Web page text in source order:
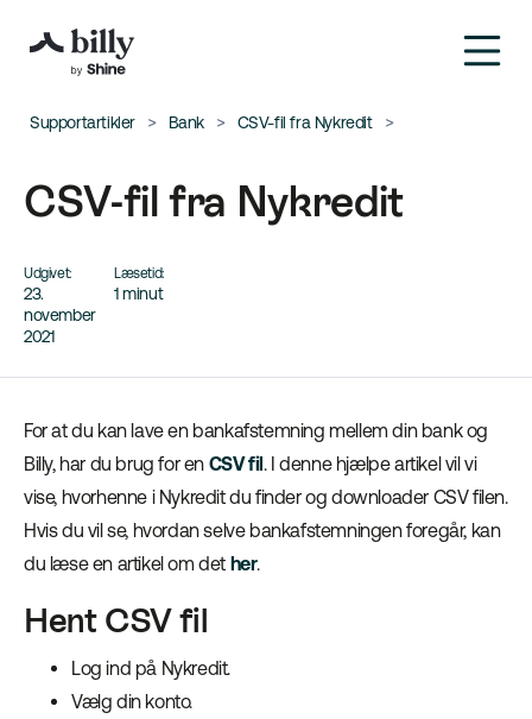
Supportartikler Bank CSV-fil fra Nykredit
CSV-fil fra Nykredit
Udgivet:
23.
november
2021
Læsetid:
1 minut
For at du kan lave en bankafstemning mellem din bank og
Billy, har du brug for en CSV fil. I denne hjælpe artikel vil vi
vise, hvorhenne i Nykredit du finder og downloader CSV filen.
Hvis du vil se, hvordan selve bankafstemningen foregår, kan
du læse en artikel om det her.
Hent CSV fil
Log ind på Nykredit.
Vælg din konto.